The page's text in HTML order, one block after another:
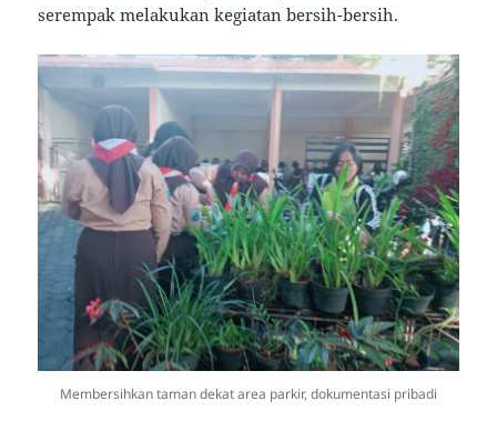
serempak melakukan kegiatan bersih-bersih.
Membersihkan taman dekat area parkir, dokumentasi pribadi